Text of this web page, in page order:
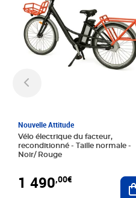
Nouvelle Attitude
Vélo électrique du facteur,
reconditionné - Taille normale -
Noir/ Rouge
1 490,00€